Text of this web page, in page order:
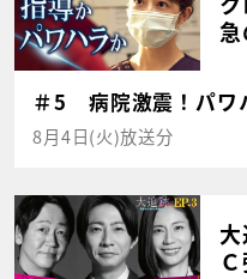
＃5 病院激震！パワ
8月4日(火)放送分